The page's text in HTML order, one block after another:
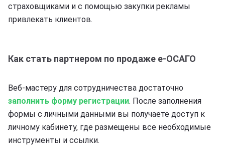
страховщиками и с помощью закупки рекламы
привлекать клиентов.
Как стать партнером по продаже е-ОСАГО
Веб-мастеру для сотрудничества достаточно
заполнить форму регистрации. После заполнения
формы с личными данными вы получаете доступ к
личному кабинету, где размещены все необходимые
инструменты и ссылки.